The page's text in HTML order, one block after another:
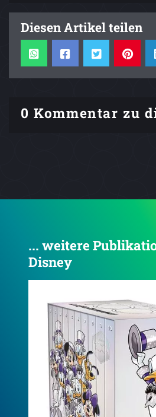
Diesen Artikel teilen
0 Kommentar zu
... weitere
Disney